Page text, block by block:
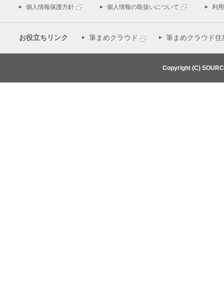
個人情報保護方針 個人情報の取扱いについて 利
お役立ちリンク 筆まめクラウド 筆まめクラウド住
Copyright (C)